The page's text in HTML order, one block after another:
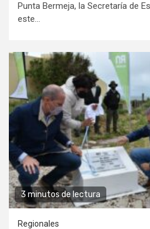
Punta Bermeja, la Secretaría de
este...
3 minutos de lectura
Regionales